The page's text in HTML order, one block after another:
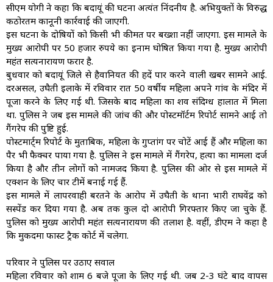
सीएम योगी ने कहा कि बदायूं की घटना अत्यंत निंदनीय है. अभियुक्तों के विरुद्ध
कठोरतम कानूनी कार्रवाई की जाएगी.
इस घटना के दोषियों को किसी भी कीमत पर बख्शा नहीं जाएगा. इस मामले के
मुख्य आरोपी पर 50 हजार रुपये का इनाम घोषित किया गया है. मुख्य आरोपी
महंत सत्यनारायण फरार है.
बुधवार को बदायूं जिले से हैवानियत की हदें पार करने वाली खबर सामने आई.
दरअसल, उघैती इलाके में रविवार रात 50 वर्षीय महिला अपने गांव के मंदिर में
पूजा करने के लिए गई थी. जिसके बाद महिला का शव संदिग्ध हालात में मिला
था. पुलिस ने जब इस मामले की जांच की और पोस्टमॉर्टम रिपोर्ट सामने आई तो
गैंगरेप की पुष्टि हुई.
पोस्टमार्ट्म रिपोर्ट के मुताबिक, महिला के गुप्तांग पर चोटें आई हैं और महिला का
पैर भी फैक्चर पाया गया है. पुलिस ने इस मामले में गैंगरेप, हत्या का मामला दर्ज
किया है और तीन लोगों को नामजद किया है. पुलिस की ओर से इस मामले में
एक्शन के लिए चार टीमें बनाई गई हैं.
इस मामले में लापरवाही बरतने के आरोप में उघैती के थाना प्रभारी राघवेंद्र को
सस्पेंड कर दिया गया है. अब तक कुल दो आरोपी गिरफ्तार किए जा चुके हैं.
पुलिस को मुख्य आरोपी महंत सत्यनारायण की तलाश है. वहीं, डीएम ने कहा है
कि मुकदमा फास्ट ट्रैक कोर्ट में चलेगा.
परिवार ने पुलिस पर उठाए सवाल
महिला रविवार को शाम 6 बजे पूजा के लिए गई थी. जब 2-3 घंटे बाद वापस